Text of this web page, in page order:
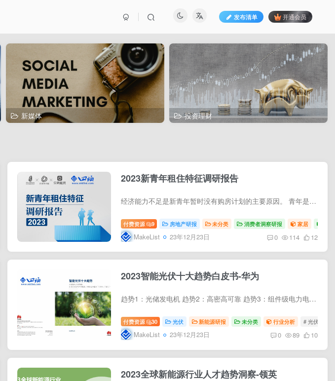
发布清单 开通会员
新媒体 投资理财
2023新青年租住特征调研报告
经济能力不足是新青年暂时没有购房计划的主要原因。 青年是社会经济发展的生力军，在事业和家庭发展初期，租赁住房是青年解决居住问题的主要途径。新一代青年人在租赁住房的选择偏好上除了与就...
付费资源 9 房地产研报 未分类 消费者洞察研报 家居
MakeList 23年12月23日 0 114 12
# 家装
2023智能光伏十大趋势白皮书-华为
趋势1：光储发电机 趋势2：高密高可靠 趋势3：组件级电力电子器件 趋势4：组串式储能 趋势5：电芯级精细管理 趋势6：“光储网”融合 趋势7：重构极致安全 趋势8：安全可信 趋势9：全面数字化 ...
付费资源 30 光伏 新能源研报 未分类 行业分析 # 光伏
MakeList 23年12月23日 0 89 10
2023全球新能源行业人才趋势洞察-领英